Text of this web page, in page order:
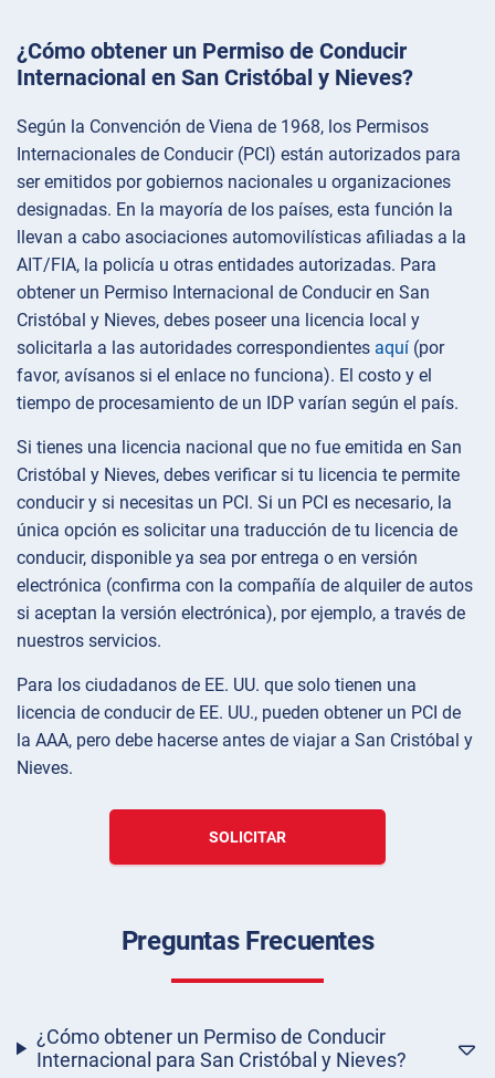
¿Cómo obtener un Permiso de Conducir
Internacional en San Cristóbal y Nieves?
Según la Convención de Viena de 1968, los Permisos
Internacionales de Conducir (PCI) están autorizados para
ser emitidos por gobiernos nacionales u organizaciones
designadas. En la mayoría de los países, esta función la
llevan a cabo asociaciones automovilísticas afiliadas a la
AIT/FIA, la policía u otras entidades autorizadas. Para
obtener un Permiso Internacional de Conducir en San
Cristóbal y Nieves, debes poseer una licencia local y
solicitarla a las autoridades correspondientes aquí (por
favor, avísanos si el enlace no funciona). El costo y el
tiempo de procesamiento de un IDP varían según el país.
Si tienes una licencia nacional que no fue emitida en San
Cristóbal y Nieves, debes verificar si tu licencia te permite
conducir y si necesitas un PCI. Si un PCI es necesario, la
única opción es solicitar una traducción de tu licencia de
conducir, disponible ya sea por entrega o en versión
electrónica (confirma con la compañía de alquiler de autos
si aceptan la versión electrónica), por ejemplo, a través de
nuestros servicios.
Para los ciudadanos de EE. UU. que solo tienen una
licencia de conducir de EE. UU., pueden obtener un PCI de
la AAA, pero debe hacerse antes de viajar a San Cristóbal y
Nieves.
SOLICITAR
Preguntas Frecuentes
¿Cómo obtener un Permiso de Conducir
Internacional para San Cristóbal y Nieves?